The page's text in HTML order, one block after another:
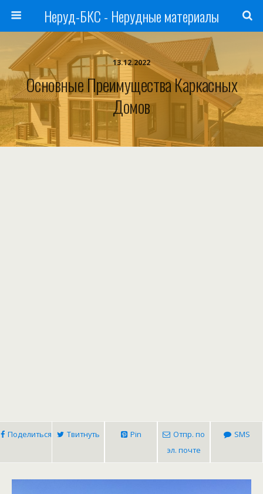
Неруд-БКС - Нерудные материалы
13.12.2022
Основные Преимущества Каркасных
Домов
Поделиться Твитнуть Pin
Отпр. по
эл. почте
SMS